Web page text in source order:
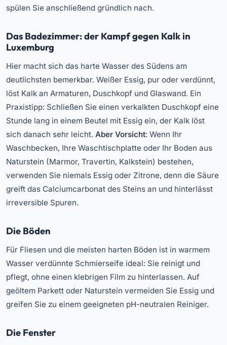
spülen Sie anschließend gründlich nach.
Das Badezimmer: der Kampf gegen Kalk in
Luxemburg
Hier macht sich das harte Wasser des Südens am
deutlichsten bemerkbar. Weißer Essig, pur oder verdünnt,
löst Kalk an Armaturen, Duschkopf und Glaswand. Ein
Praxistipp: Schließen Sie einen verkalkten Duschkopf eine
Stunde lang in einem Beutel mit Essig ein, der Kalk löst
sich danach sehr leicht. Aber Vorsicht: Wenn Ihr
Waschbecken, Ihre Waschtischplatte oder Ihr Boden aus
Naturstein (Marmor, Travertin, Kalkstein) bestehen,
verwenden Sie niemals Essig oder Zitrone, denn die Säure
greift das Calciumcarbonat des Steins an und hinterlässt
irreversible Spuren.
Die Böden
Für Fliesen und die meisten harten Böden ist in warmem
Wasser verdünnte Schmierseife ideal: Sie reinigt und
pflegt, ohne einen klebrigen Film zu hinterlassen. Auf
geöltem Parkett oder Naturstein vermeiden Sie Essig und
greifen Sie zu einem geeigneten pH-neutralen Reiniger.
Die Fenster